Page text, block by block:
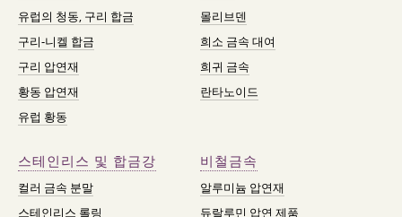
유럽의 청동, 구리 합금
구리-니켈 합금
구리 압연재
황동 압연재
유럽 황동
몰리브덴
희소 금속 대여
희귀 금속
란타노이드
스테인리스 및 합금강
컬러 금속 분말
스테인리스 롤링
비철금속
알루미늄 압연재
듀랄루민 압연 제품